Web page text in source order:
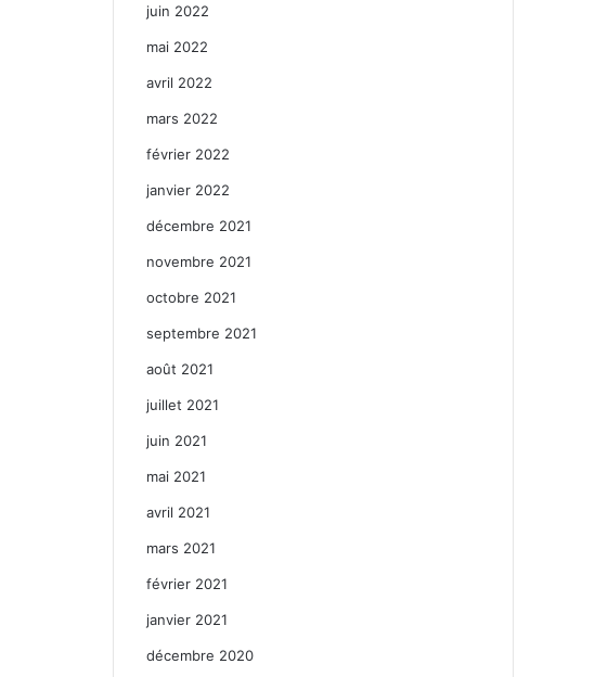
juin 2022
mai 2022
avril 2022
mars 2022
février 2022
janvier 2022
décembre 2021
novembre 2021
octobre 2021
septembre 2021
août 2021
juillet 2021
juin 2021
mai 2021
avril 2021
mars 2021
février 2021
janvier 2021
décembre 2020